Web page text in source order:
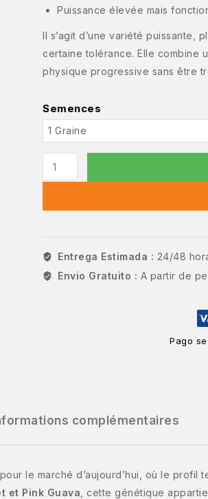
Puissance élevée mais
Il s’agit d’une variété puissante,
certaine tolérance. Elle combine
physique progressive sans être
Semences
Entrega Estimada : 24/48
Envio Gratuito : A partir de
Pago
complémentaires
le marché d’aujourd’hui, où le
et Pink Guava , cette génétique